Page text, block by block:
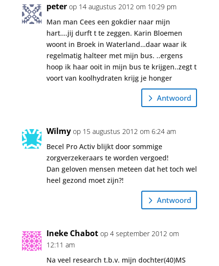
peter op 14 augustus 2012 om 10:29 pm
Man man Cees een gokdier naar mijn
hart….jij durft t te zeggen. Karin Bloemen
woont in Broek in Waterland…daar waar ik
regelmatig halteer met mijn bus. ..ergens
hoop ik haar ooit in mijn bus te krijgen..zegt t
voort van koolhydraten krijg je honger
Antwoord
Wilmy op 15 augustus 2012 om 6:24 am
Becel Pro Activ blijkt door sommige
zorgverzekeraars te worden vergoed!
Dan geloven mensen meteen dat het toch wel
heel gezond moet zijn?!
Antwoord
Ineke Chabot op 4 september 2012 om
12:11 am
Na veel research t.b.v. mijn dochter(40)MS